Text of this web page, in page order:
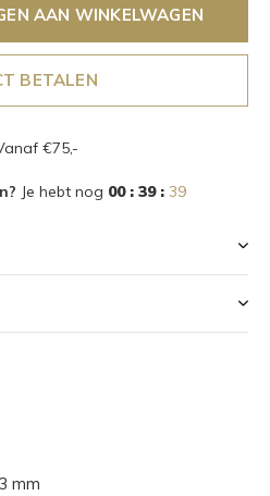
AAN WINKELWAGEN
BETALEN
€75,-
Je hebt nog 00 : 39 : 39
mm